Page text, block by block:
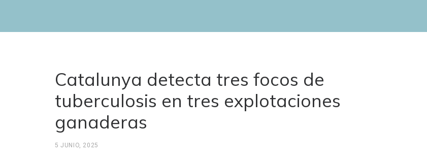
Catalunya detecta tres focos de
tuberculosis en tres explotaciones
ganaderas
5 JUNIO, 2025